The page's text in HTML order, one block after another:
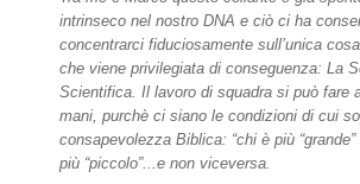
intrinseco nel nostro DNA e ciò ci ha
concentrarci fiduciosamente sull’unica
che viene privilegiata di conseguenza: La
Scientifica. Il lavoro di squadra si può fare
mani, purchè ci siano le condizioni di cui
consapevolezza Biblica: “chi è più
più “piccolo”...e non viceversa.